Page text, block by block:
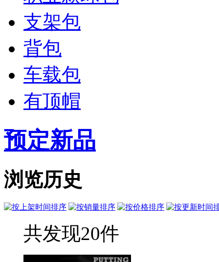
支架包
背包
车载包
有顶帽
预定新品
浏览历史
共发现20件